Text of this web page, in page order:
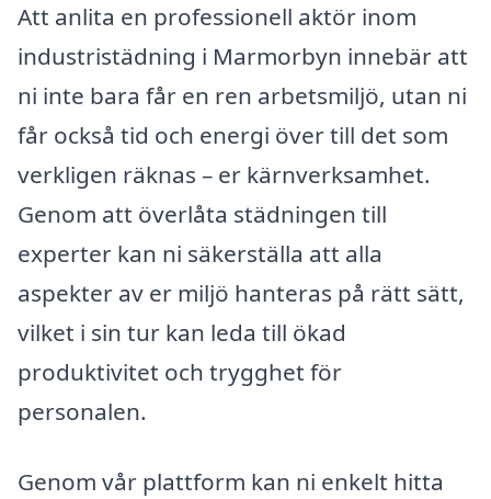
Att anlita en professionell aktör inom
industristädning i Marmorbyn innebär att
ni inte bara får en ren arbetsmiljö, utan ni
får också tid och energi över till det som
verkligen räknas – er kärnverksamhet.
Genom att överlåta städningen till
experter kan ni säkerställa att alla
aspekter av er miljö hanteras på rätt sätt,
vilket i sin tur kan leda till ökad
produktivitet och trygghet för
personalen.
Genom vår plattform kan ni enkelt hitta